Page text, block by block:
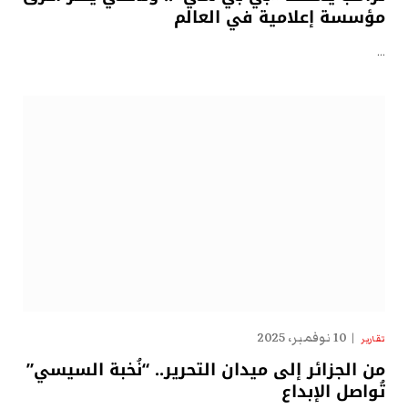
مؤسسة إعلامية في العالم
…
تقارير 10 نوفمبر، 2025
من الجزائر إلى ميدان التحرير.. “نُخبة السيسي”
تُواصل الإبداع